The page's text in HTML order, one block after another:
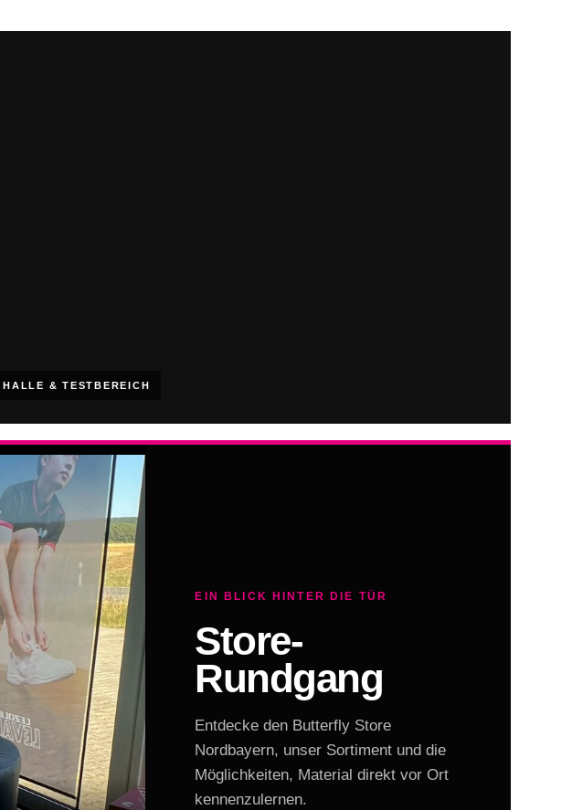
HALLE & TESTBEREICH
EIN BLICK HINTER DIE TÜR
Store-
Rundgang
Entdecke den Butterfly Store
Nordbayern, unser Sortiment und die
Möglichkeiten, Material direkt vor Ort
kennenzulernen.